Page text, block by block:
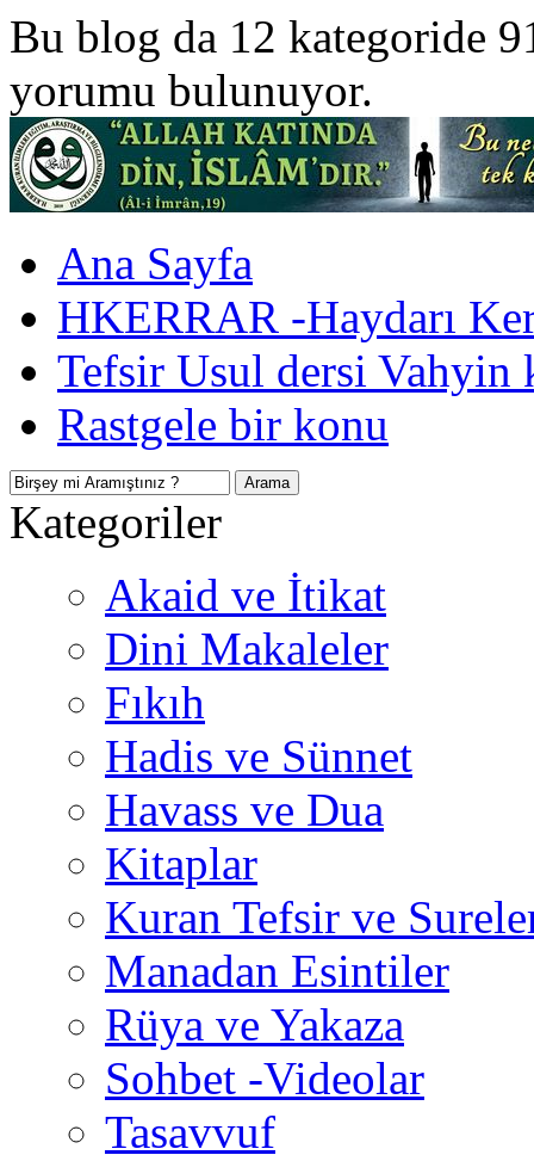
Bu blog da 12 kategoride
yorumu bulunuyor.
Ana Sayfa
HKERRAR -Haydarı
Tefsir Usul dersi Vahyin
Rastgele bir konu
Kategoriler
Akaid ve İtikat
Dini Makaleler
Fıkıh
Hadis ve Sünnet
Havass ve Dua
Kitaplar
Kuran Tefsir ve
Manadan Esintiler
Rüya ve Yakaza
Sohbet -Videolar
Tasavvuf